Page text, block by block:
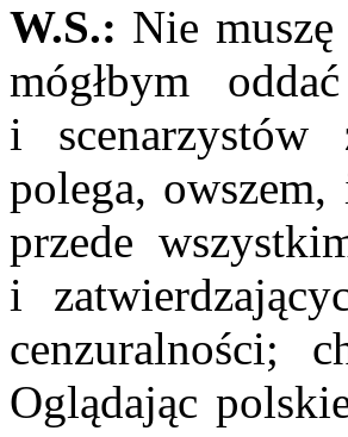
W.S.: Nie
mógłbym
i scenarzystów
polega,
przede
i
cenzuralności;
Oglądając